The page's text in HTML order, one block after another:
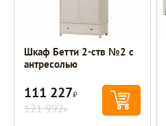
Шкаф Бетти 2-ств №2 с
антресолью
111 227Р
121 992Р